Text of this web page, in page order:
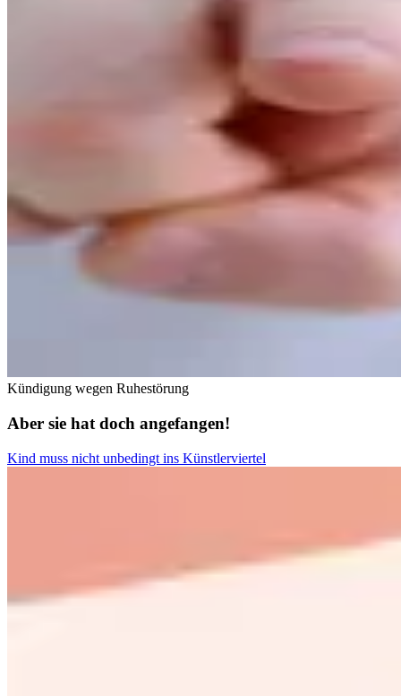
Kündigung wegen Ruhestörung
Aber sie hat doch angefangen!
Kind muss nicht unbedingt ins Künstlerviertel